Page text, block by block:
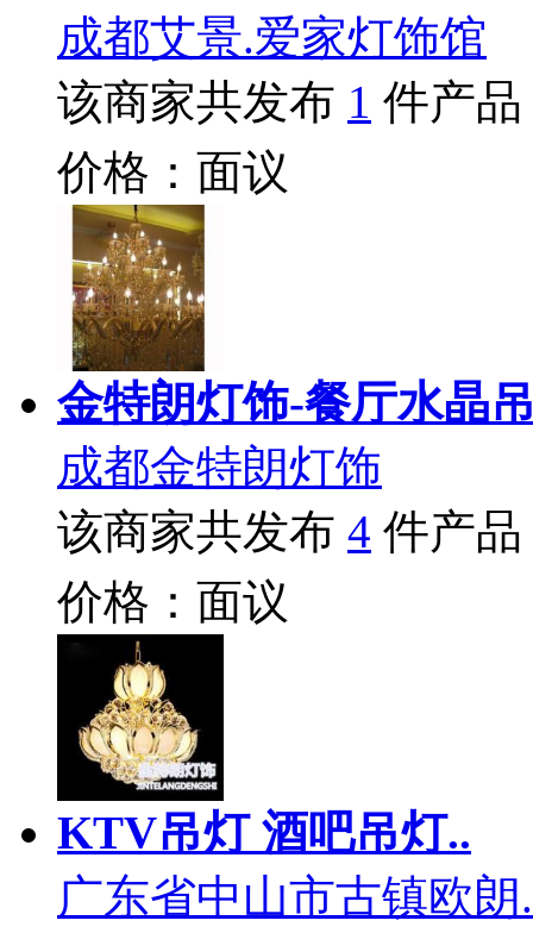
成都艾景.爱家灯饰馆
该商家共发布 1 件产品
价格：面议
金特朗灯饰-餐厅水晶
成都金特朗灯饰
该商家共发布 4 件产品
价格：面议
KTV吊灯 酒吧吊灯..
广东省中山市古镇欧朗